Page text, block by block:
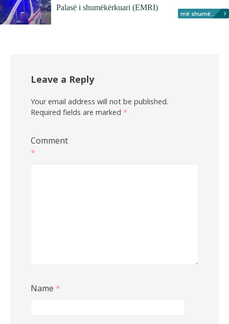
Palasë i shumëkërkuari (EMRI)
më shumë...
Leave a Reply
Your email address will not be published.
Required fields are marked *
Comment
*
Name *